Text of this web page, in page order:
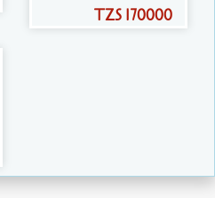
TZS 170000